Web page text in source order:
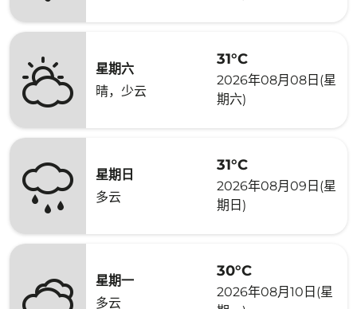
星期六
晴，少云
31°C
2026年08月08日(星
期六)
星期日
多云
31°C
2026年08月09日(星
期日)
星期一
多云
30°C
2026年08月10日(星